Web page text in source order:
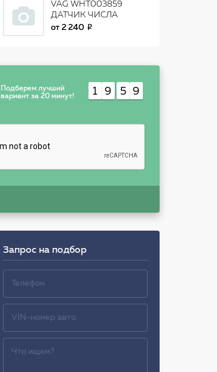
VAG WHT003859
ДАТЧИК ЧИСЛА
ОБОРОТОВ
от 2 240
Подберем лучший
вариант за 20 минут!
1 9 : 5 9
Запрос на подбор